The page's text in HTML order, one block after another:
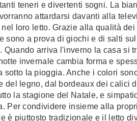
teneri e divertenti sogni. La
attardarsi davanti alla
loro letto. Grazie alla qualità dei
sono a prova di giochi e di salti
arriva l'inverno la casa si
invernale cambia forma e
la pioggia. Anche i colori
del legno, dal bordeaux dei calici
la stagione del Natale, e
Per condividere insieme alla
è piuttosto tradizionale e il letto